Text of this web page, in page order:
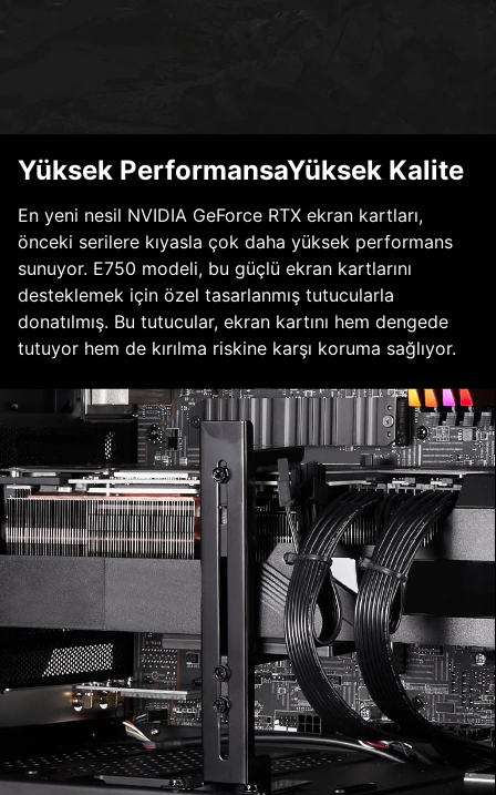
Yüksek PerformansaYüksek Kalite
En yeni nesil NVIDIA GeForce RTX ekran kartları,
önceki serilere kıyasla çok daha yüksek performans
sunuyor. E750 modeli, bu güçlü ekran kartlarını
desteklemek için özel tasarlanmış tutucularla
donatılmış. Bu tutucular, ekran kartını hem dengede
tutuyor hem de kırılma riskine karşı koruma sağlıyor.